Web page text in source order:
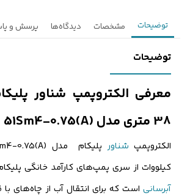
توضیحات مشخصات دیدگاه‌ها پرسش و
توضیحات
38 متری مدل 51Sm4-0.75(A)
الکتروپمپ شناور
کیلووات از سری پمپ‌های کارآمد خانگی
آبرسانی